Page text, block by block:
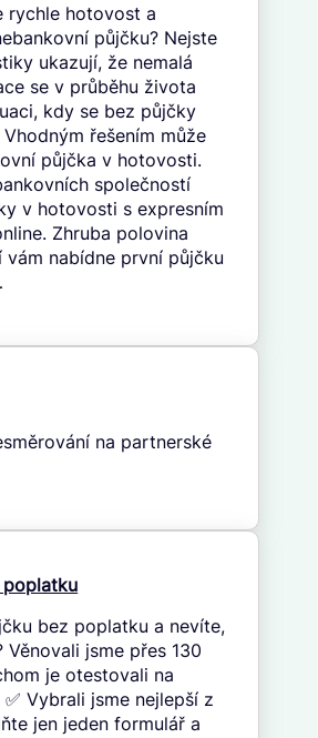
rychle hotovost a
půjčku? Nejste
ukazují, že nemalá
se v průběhu života
kdy se bez půjčky
řešením může
půjčka v hotovosti.
společností
v hotovosti s expresním
Zhruba polovina
vám nabídne první půjčku
na partnerské
poplatku
bez poplatku a nevíte,
Věnovali jsme přes 130
je otestovali na
Vybrali jsme nejlepší z
jen jeden formulář a